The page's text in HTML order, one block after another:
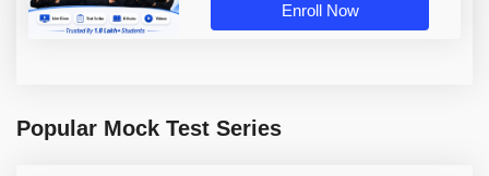
Enroll Now
Popular Mock Test Series